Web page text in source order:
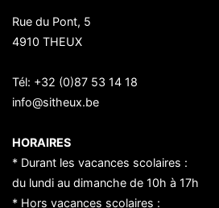
Rue du Pont, 5
4910 THEUX
Tél: +32 (0)87 53 14 18
info@sitheux.be
HORAIRES
* Durant les vacances scolaires :
du lundi au dimanche de 10h à 17h
* Hors vacances scolaires :